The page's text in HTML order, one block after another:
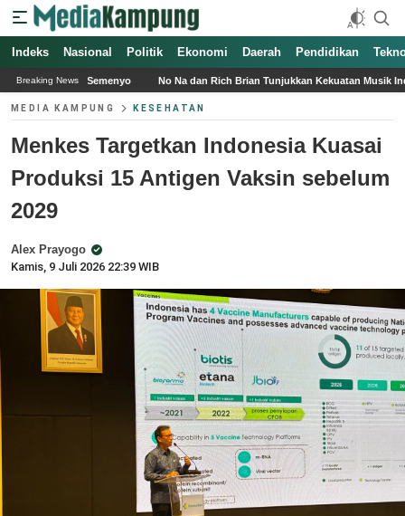
Indeks Nasional Politik Ekonomi Daerah Pendidikan
Breaking News
No Na dan Rich Brian Tunjukkan Kekuatan Musik Indonesia di Head in the
MEDIA KAMPUNG KESEHATAN
Menkes Targetkan Indonesia Kuasai
Produksi 15 Antigen Vaksin sebelum
2029
Alex Prayogo
Kamis, 9 Juli 2026 22:39 WIB